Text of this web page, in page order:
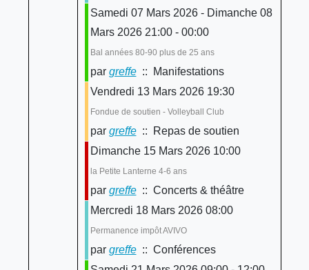
Samedi 07 Mars 2026 - Dimanche 08
Mars 2026 21:00 - 00:00
Bal années 80-90 plus de 25 ans
par greffe:: Manifestations
Vendredi 13 Mars 2026 19:30
Fondue de soutien - Volleyball Club
par greffe:: Repas de soutien
Dimanche 15 Mars 2026 10:00
la Petite Lanterne 4-6 ans
par greffe:: Concerts & théâtre
Mercredi 18 Mars 2026 08:00
Permanence impôt AVIVO
par greffe:: Conférences